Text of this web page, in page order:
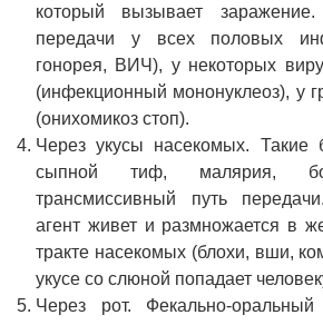
который вызывает
передачи у всех половых
гонорея, ВИЧ), у некоторых
(инфекционный мононуклеоз), у
(онихомикоз стоп).
Через укусы насекомых. Такие
сыпной тиф, малярия,
трансмиссивный путь
агент живет и размножается в
тракте насекомых (блохи, вши,
укусе со слюной попадает
Через рот. Фекально-